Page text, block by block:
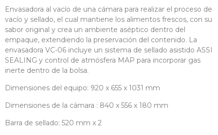
Envasadora al vacío de una cámara para realizar el proceso de
vacío y sellado, el cual mantiene los alimentos frescos, con su
sabor original y crea un ambiente aséptico dentro del
empaque, extendiendo la preservación del contenido. La
envasadora VC-06 incluye un sistema de sellado asistido ASSI
SEALING y control de atmósfera MAP para incorporar gas
inerte dentro de la bolsa.
Dimensiones del equipo: 920 x 655 x 1031 mm
Dimensiones de la cámara : 840 x 556 x 180 mm
Barra de sellado: 520 mm x 2